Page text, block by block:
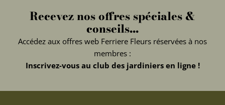
Recevez nos offres spéciales &
conseils...
Accédez aux offres web Ferriere Fleurs réservées à nos
membres :
Inscrivez-vous au club des jardiniers en ligne !